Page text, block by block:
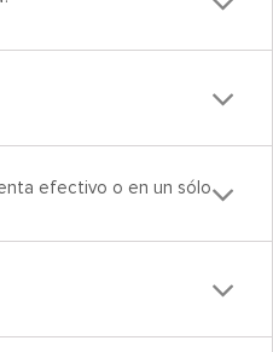
efectivo o en un sólo